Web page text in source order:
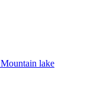
Mountain lake